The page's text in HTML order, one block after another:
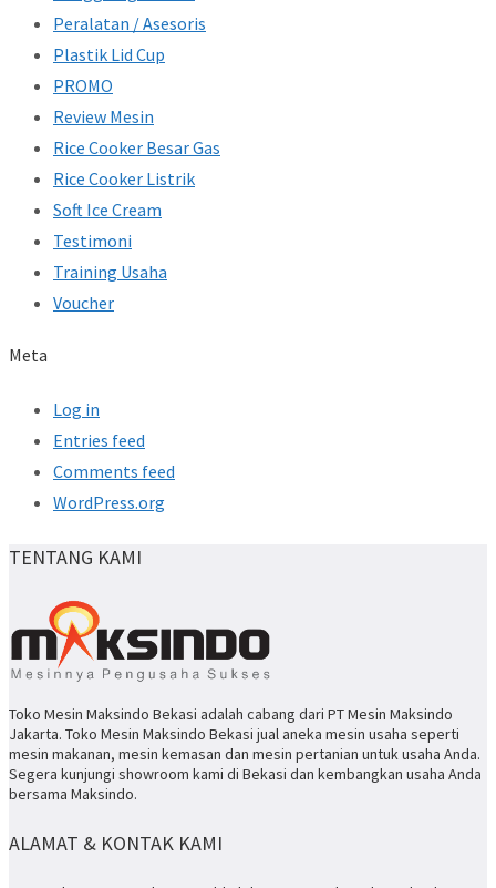
Peralatan / Asesoris
Plastik Lid Cup
PROMO
Review Mesin
Rice Cooker Besar Gas
Rice Cooker Listrik
Soft Ice Cream
Testimoni
Training Usaha
Voucher
Meta
Log in
Entries feed
Comments feed
WordPress.org
TENTANG KAMI
Toko Mesin Maksindo Bekasi adalah cabang dari PT Mesin Maksindo
Jakarta. Toko Mesin Maksindo Bekasi jual aneka mesin usaha seperti
mesin makanan, mesin kemasan dan mesin pertanian untuk usaha Anda.
Segera kunjungi showroom kami di Bekasi dan kembangkan usaha Anda
bersama Maksindo.
ALAMAT & KONTAK KAMI